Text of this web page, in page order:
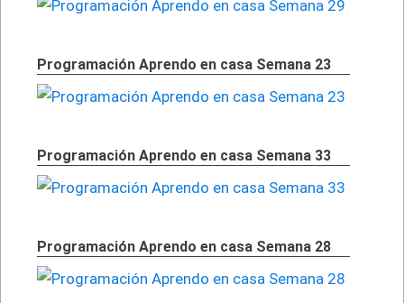
Programación Aprendo en casa Semana 23
Programación Aprendo en casa Semana 33
Programación Aprendo en casa Semana 28